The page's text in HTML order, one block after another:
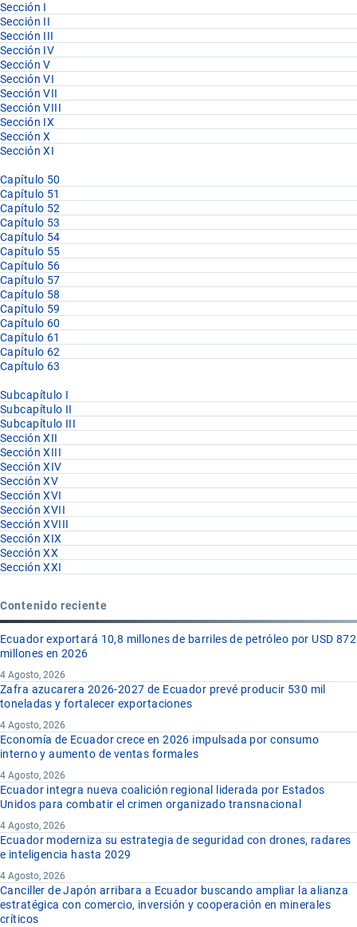
Sección I
Sección II
Sección III
Sección IV
Sección V
Sección VI
Sección VII
Sección VIII
Sección IX
Sección X
Sección XI
Capítulo 50
Capítulo 51
Capítulo 52
Capítulo 53
Capítulo 54
Capítulo 55
Capítulo 56
Capítulo 57
Capítulo 58
Capítulo 59
Capítulo 60
Capítulo 61
Capítulo 62
Capítulo 63
Subcapítulo I
Subcapítulo II
Subcapítulo III
Sección XII
Sección XIII
Sección XIV
Sección XV
Sección XVI
Sección XVII
Sección XVIII
Sección XIX
Sección XX
Sección XXI
Contenido reciente
Ecuador exportará 10,8 millones de barriles de petróleo por USD 872
millones en 2026
4 Agosto, 2026
Zafra azucarera 2026-2027 de Ecuador prevé producir 530 mil
toneladas y fortalecer exportaciones
4 Agosto, 2026
Economía de Ecuador crece en 2026 impulsada por consumo
interno y aumento de ventas formales
4 Agosto, 2026
Ecuador integra nueva coalición regional liderada por Estados
Unidos para combatir el crimen organizado transnacional
4 Agosto, 2026
Ecuador moderniza su estrategia de seguridad con drones, radares
e inteligencia hasta 2029
4 Agosto, 2026
Canciller de Japón arribara a Ecuador buscando ampliar la alianza
estratégica con comercio, inversión y cooperación en minerales
críticos